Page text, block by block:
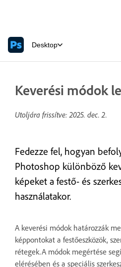
Desktop
Keverési módok
Utoljára frissítve:2025. dec. 2.
Fedezze fel, hogyan
Photoshop különböző
képeket a festő- és
használatakor.
A keverési módok határozzák
képpontokat a festőeszközök,
rétegek.A módok megértése
elérésében és a speciális